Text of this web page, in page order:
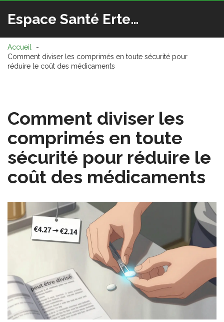
Espace Santé Ertedis
Accueil
Comment diviser les comprimés en toute sécurité pour
réduire le coût des médicaments
Comment diviser les
comprimés en toute
sécurité pour réduire le
coût des médicaments